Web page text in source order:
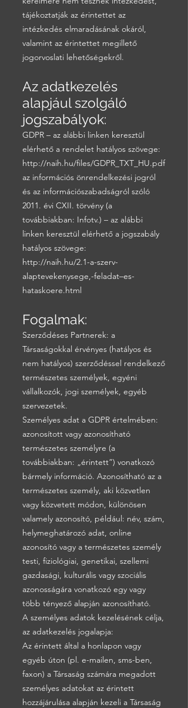
tájékoztatják az érintettet az
intézkedés elmaradásának okáról,
valamint az érintettet megillető
jogorvoslati lehetőségekről.
Az adatkezelés
alapjául szolgáló
jogszabályok:
GDPR – az alábbi linken keresztül
elérhető a rendelet hatályos szövege:
http://naih.hu/files/GDPR_TXT_HU.pdf
az információs önrendelkezési jogról
és az információszabadságról szóló
2011. évi CXII. törvény (a
továbbiakban: Infotv.) – az alábbi
linken keresztül elérhető a jogszabály
hatályos szövege:
http://naih.hu/2.1-a-szerv-
alaptevekenysege,-feladat–es-
hataskoere.html
Fogalmak:
Szerződéses Partnerek: a
Társaságokkal érvényes (hatályos és
nem hatályos) szerződéssel rendelkező
természetes személyek, egyéni
vállalkozók, jogi személyek, egyéb
szervezetek.
Személyes adat a GDPR értelmében:
azonosított vagy azonosítható
természetes személyre (a
továbbiakban: „érintett”) vonatkozó
bármely információ. Azonosítható az a
természetes személy, aki közvetlen
vagy közvetett módon, különösen
valamely azonosító, például: név, szám,
helymeghatározó adat, online
azonosító vagy a természetes személy
testi, fiziológiai, genetikai, szellemi
gazdasági, kulturális vagy szociális
azonosságára vonatkozó egy vagy
több tényező alapján azonosítható.
A személyes adatok kezelésének célja,
az adatkezelés jogalapja:
Az érintett által a honlapon vagy
egyéb úton (pl. e-mailen, sms-ben,
faxon) a Társaság számára megadott
személyes adatokat az érintett
hozzájárulása alapján kezeli a Társaság